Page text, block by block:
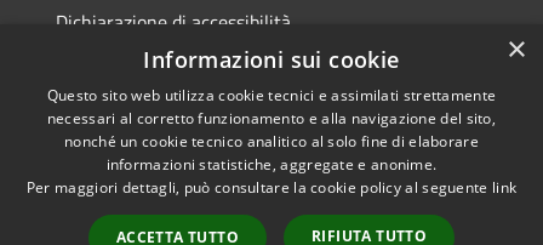
Dichiarazione di accessibilità
Accessibilità
Privacy
Copyright © 2026 • Comune di
Carbognano • Powered by
Municipium
Accesso
redazione
×
Informazioni sui cookie
Questo sito web utilizza cookie tecnici e assimilati strettamente
necessari al corretto funzionamento e alla navigazione del sito,
nonché un cookie tecnico analitico al solo fine di elaborare
informazioni statistiche, aggregate e anonime.
Per maggiori dettagli, può consultare la cookie policy al seguente link
ACCETTA TUTTO RIFIUTA TUTTO